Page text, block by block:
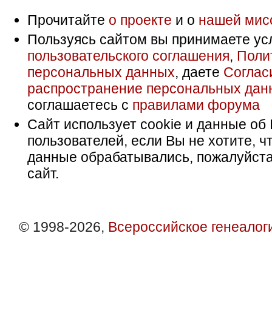
Прочитайте о проекте и о нашей
Пользуясь сайтом вы принимаете
пользовательского соглашения,
персональных данных, даете
распространение персональных
соглашаетесь с правилами форума
Сайт использует cookie и данные об
пользователей, если Вы не хотите,
данные обрабатывались,
сайт.
© 1998-2026, Всероссийское